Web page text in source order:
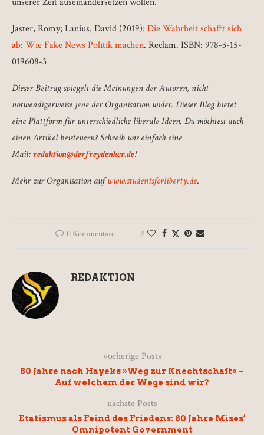
Jaster, Romy; Lanius, David (2019): Die Wahrheit schafft sich
ab: Wie Fake News Politik machen. Reclam. ISBN: 978-3-15-
019608-3
Dieser Beitrag spiegelt die Meinungen der Autoren, nicht
notwendigerweise jene der Organisation wider. Dieser Blog bietet
eine Plattform für unterschiedliche liberale Ideen. Du möchtest auch
einen Artikel beisteuern? Schreib uns einfach eine
Mail:redaktion@derfreydenker.de!
Mehr zur Organisation aufwww.studentsforliberty.de.
0 Kommentare 0
REDAKTION
vorherige Posts
80 Jahre nach Hayeks »Weg zur Knechtschaft« –
Auf welchem der Wege sind wir?
nächste Posts
Etatismus als Feind des Friedens: 80 Jahre Mises’
Omnipotent Government